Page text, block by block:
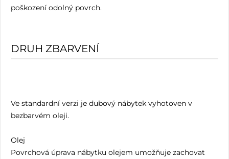
poškození odolný povrch.
DRUH ZBARVENÍ
Ve standardní verzi je dubový nábytek vyhotoven v
bezbarvém oleji.
Olej
Povrchová úprava nábytku olejem umožňuje zachovat